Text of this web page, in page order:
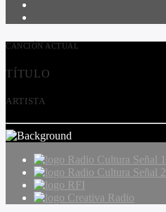
CANCIÓN ACTUAL
TÍTULO
ARTISTA
Radio Cultura Señal 1
Radio Cultura Señal 2
RFI
Creativa Radio